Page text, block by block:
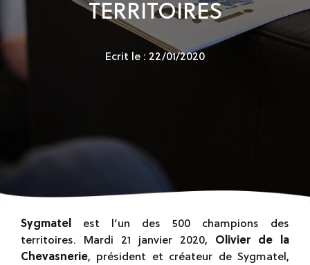
TERRITOIRES
Ecrit le : 22/01/2020
Sygmatel est l’un des 500 champions des
territoires. Mardi 21 janvier 2020, Olivier de la
Chevasnerie, président et créateur de Sygmatel,